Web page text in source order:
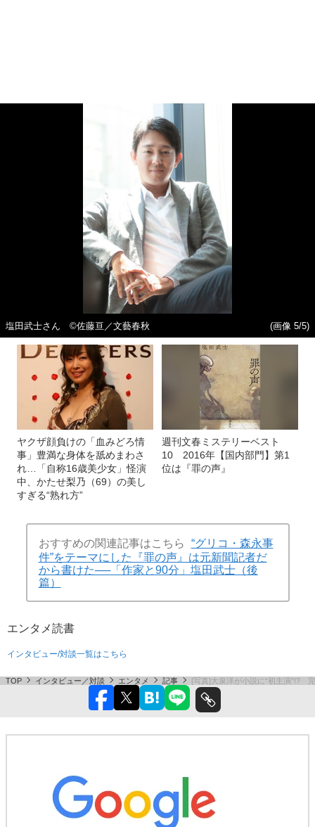
塩田武士さん ©佐藤亘／文藝春秋 (画像 5/5)
ヤクザ顔負けの「血みどろ情
事」豊満な身体を舐めまわさ
れ…「自称16歳美少女」怪演
中、かたせ梨乃（69）の美し
すぎる“熟れ方”
週刊文春ミステリーベスト
10 2016年【国内部門】第1
位は『罪の声』
おすすめの関連記事はこちら
“グリコ・森永事
件”をテーマにした『罪の声』は元新聞記者だ
から書けた──「作家と90分」塩田武士（後
篇）
エンタメ読書
インタビュー/対談一覧はこちら
TOP インタビュー／対談 エンタメ 記事 [写真]大泉洋が小説に“初主演”!?